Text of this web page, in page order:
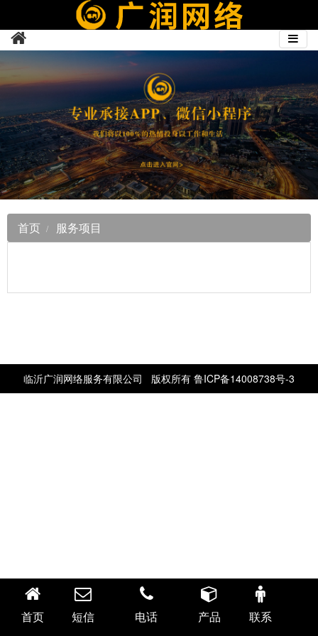
首页 服务项目
临沂广润网络服务有限公司 版权所有 鲁ICP备14008738号-3
首页 短信 电话 产品 联系